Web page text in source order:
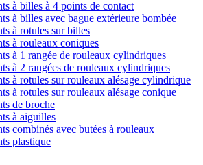
à billes à 4 points de contact
à billes avec bague extérieure bombée
à rotules sur billes
à rouleaux coniques
à 1 rangée de rouleaux cylindriques
à 2 rangées de rouleaux cylindriques
à rotules sur rouleaux alésage cylindrique
à rotules sur rouleaux alésage conique
de broche
à aiguilles
combinés avec butées à rouleaux
plastique